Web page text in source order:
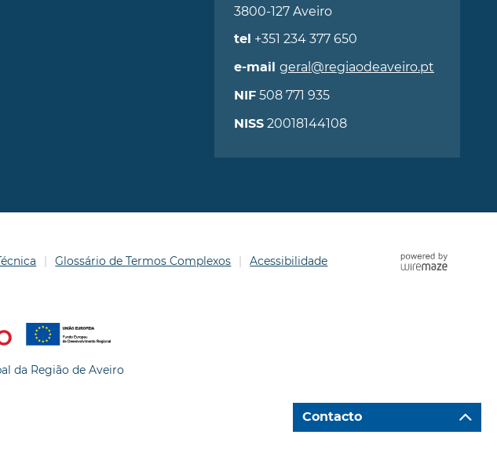
3800-127 Aveiro
tel +351 234 377 650
e-mail geral@regiaodeaveiro.pt
NIF508 771 935
NISS20018144108
Glossário de Termos Complexos Acessibilidade
da Região de Aveiro
Contacto